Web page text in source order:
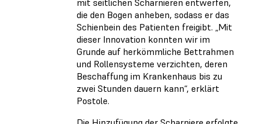
mit seitlichen Scharnieren entwerfen,
die den Bogen anheben, sodass er das
Schienbein des Patienten freigibt. „Mit
dieser Innovation konnten wir im
Grunde auf herkömmliche Bettrahmen
und Rollensysteme verzichten, deren
Beschaffung im Krankenhaus bis zu
zwei Stunden dauern kann“, erklärt
Postole.